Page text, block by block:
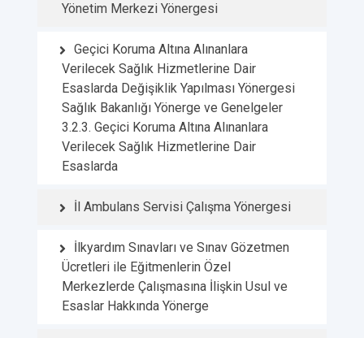
Yönetim Merkezi Yönergesi
Geçici Koruma Altına Alınanlara
Verilecek Sağlık Hizmetlerine Dair
Esaslarda Değişiklik Yapılması Yönergesi
Sağlık Bakanlığı Yönerge ve Genelgeler
3.2.3. Geçici Koruma Altına Alınanlara
Verilecek Sağlık Hizmetlerine Dair
Esaslarda
İl Ambulans Servisi Çalışma Yönergesi
İlkyardım Sınavları ve Sınav Gözetmen
Ücretleri ile Eğitmenlerin Özel
Merkezlerde Çalışmasına İlişkin Usul ve
Esaslar Hakkında Yönerge